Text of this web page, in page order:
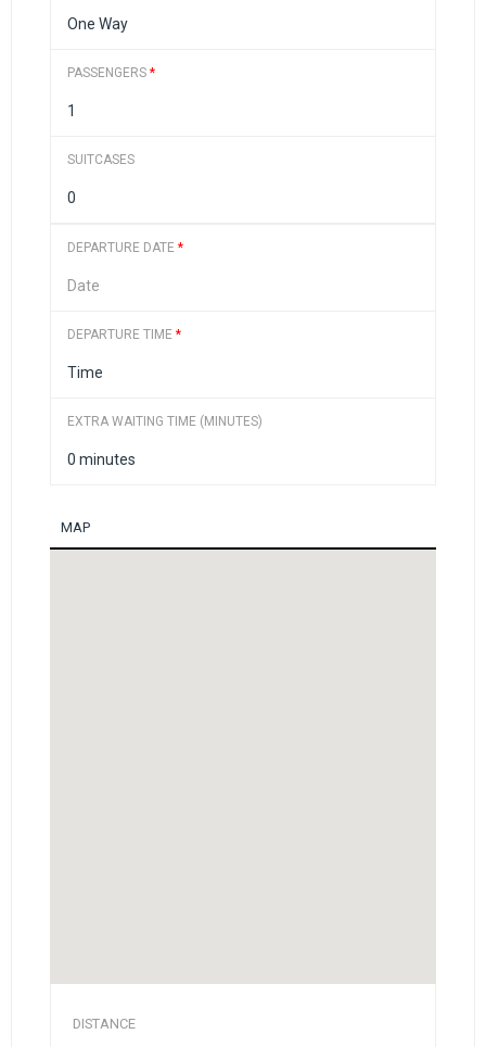
PASSENGERS *
SUITCASES
DEPARTURE DATE *
DEPARTURE TIME *
EXTRA WAITING TIME (MINUTES)
MAP
DISTANCE